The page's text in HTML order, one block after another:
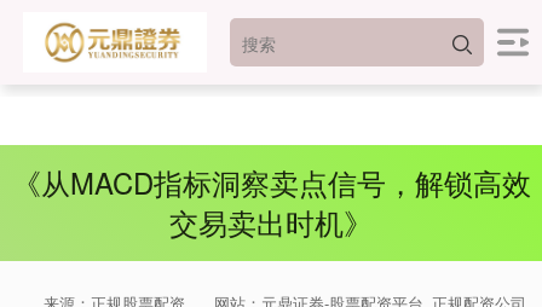
《从MACD指标洞察卖点信号，解锁高效
交易卖出时机》